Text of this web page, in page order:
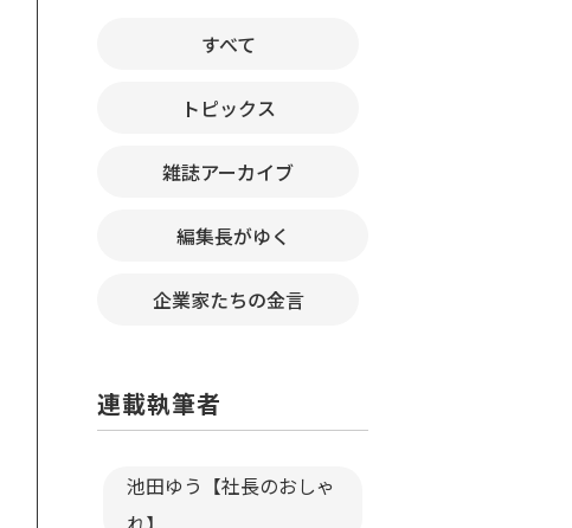
すべて
トピックス
雑誌アーカイブ
編集長がゆく
企業家たちの金言
連載執筆者
池田ゆう【社長のおしゃ